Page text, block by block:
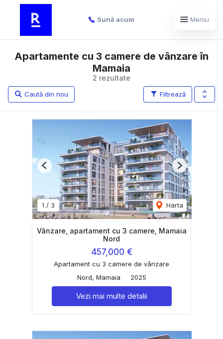
Sună acum Meniu
2 rezultate
Apartamente cu 3 camere de vânzare în
Mamaia
Filtrează
Caută din nou
1 / 3 Harta
Previous Next
Vânzare, apartament cu 3 camere, Mamaia
Nord
457,000 €
Apartament cu 3 camere de vânzare
Nord, Mamaia
2025
Vezi mai multe detalii